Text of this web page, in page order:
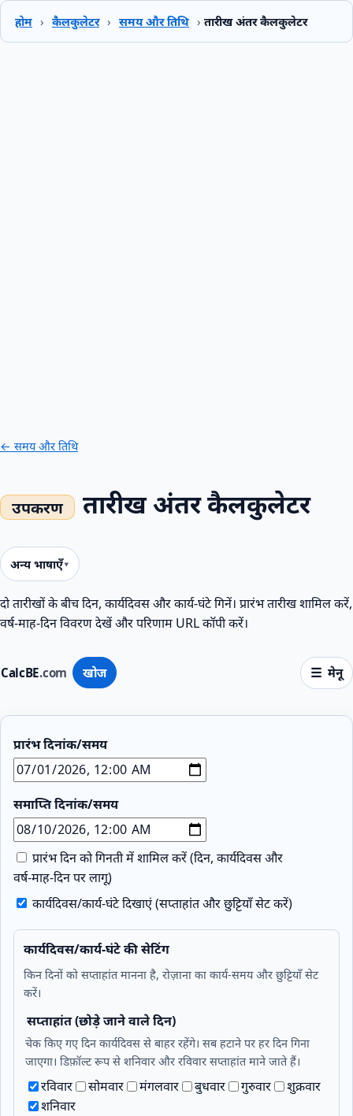
होम › कैलकुलेटर › समय और तिथि › तारीख अंतर कैलकुलेटर
CalcBE.com खोज मेनू
← समय और तिथि
तारीख अंतर कैलकुलेटर
अन्य भाषाएँ
दो तारीखों के बीच दिन, कार्यदिवस और कार्य‑घंटे गिनें। प्रारंभ तारीख शामिल करें,
वर्ष‑माह‑दिन विवरण देखें और परिणाम URL कॉपी करें।
प्रारंभ दिनांक/समय
समाप्ति दिनांक/समय
प्रारंभ दिन को गिनती में शामिल करें (दिन, कार्यदिवस और
वर्ष‑माह‑दिन पर लागू)
कार्यदिवस/कार्य‑घंटे दिखाएं (सप्ताहांत और छुट्टियाँ सेट करें)
कार्यदिवस/कार्य‑घंटे की सेटिंग
किन दिनों को सप्ताहांत मानना है, रोज़ाना का कार्य‑समय और छुट्टियाँ सेट
करें।
सप्ताहांत (छोड़े जाने वाले दिन)
चेक किए गए दिन कार्यदिवस से बाहर रहेंगे। सब हटाने पर हर दिन गिना
जाएगा। डिफ़ॉल्ट रूप से शनिवार और रविवार सप्ताहांत माने जाते हैं।
रविवार सोमवार मंगलवार बुधवार गुरुवार
शुक्रवार
शनिवार